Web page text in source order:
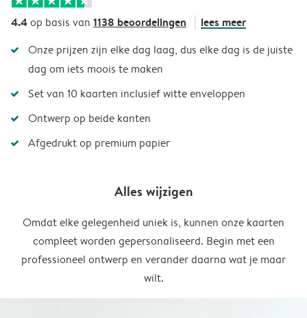
4.4op basis van 1138 beoordelingen lees meer
Onze prijzen zijn elke dag laag, dus elke dag is de juiste
dag om iets moois te maken
Set van 10 kaarten inclusief witte enveloppen
Ontwerp op beide kanten
Afgedrukt op premium papier
Alles wijzigen
Omdat elke gelegenheid uniek is, kunnen onze kaarten
compleet worden gepersonaliseerd. Begin met een
professioneel ontwerp en verander daarna wat je maar
wilt.